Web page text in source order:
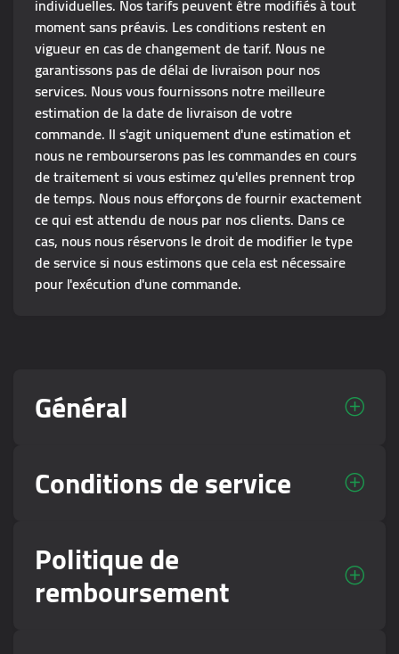
individuelles. Nos tarifs peuvent être modifiés à tout
moment sans préavis. Les conditions restent en
vigueur en cas de changement de tarif. Nous ne
garantissons pas de délai de livraison pour nos
services. Nous vous fournissons notre meilleure
estimation de la date de livraison de votre
commande. Il s'agit uniquement d'une estimation et
nous ne rembourserons pas les commandes en cours
de traitement si vous estimez qu'elles prennent trop
de temps. Nous nous efforçons de fournir exactement
ce qui est attendu de nous par nos clients. Dans ce
cas, nous nous réservons le droit de modifier le type
de service si nous estimons que cela est nécessaire
pour l'exécution d'une commande.
Général
Conditions de service
Politique de
remboursement